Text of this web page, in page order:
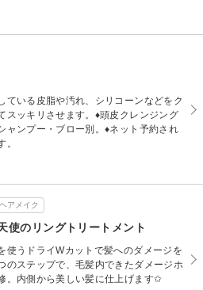
ている皮脂や汚れ、シリコーンなどをク
スッキリさせます。♦頭皮クレンジング
ャンプー・ブロー別。♦ネット予約され
。
ヘアメイク
使のリングトリートメント
使うドライWカットで髪へのダメージを
のステップで、毛髪内できたダメージホ
。内側から美しい髪に仕上げます✩